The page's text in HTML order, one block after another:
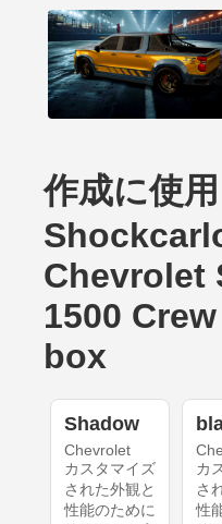
作成に使
Chevrolet
1500
box
Shadow
Chevrolet
カスタマイズ
された外観と
性能のために
カ
さ
性